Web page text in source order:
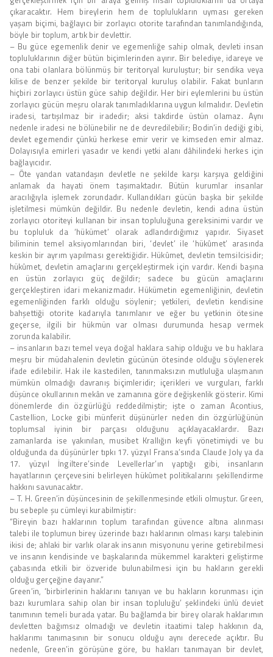
çıkaracaktır. Hem bireylerin hem de toplulukların uyması gereken
yaşam biçimi, bağlayıcı bir zorlayıcı otorite tarafından tanımlandığında,
böyle bir toplum, artık bir devlettir.
– Bu güce egemenlik denir ve egemenliğe sahip olmak, devleti insan
topluluklarının diğer bütün biçimlerinden ayırır. Bir belediye, idareye ve
ona tabi olanlara bölünmüş bir teritoryal kuruluştur; bir sendika veya
kilise de benzer şekilde bir teritoryal kuruluş olabilir. Fakat bunların
hiçbiri zorlayıcı üstün güce sahip değildir. Her biri eylemlerini bu üstün
zorlayıcı gücün meşru olarak tanımladıklarına uygun kılmalıdır. Devletin
iradesi, tartışılmaz bir iradedir; aksi takdirde üstün olamaz. Aynı
nedenle iradesi ne bölünebilir ne de devredilebilir; Bodin’in dediği gibi,
devlet egemendir çünkü herkese emir verir ve kimseden emir almaz.
Dolayısıyla emirleri yasadır ve kendi yetki alanı dâhilindeki herkes için
bağlayıcıdır.
– Öte yandan vatandaşın devletle ne şekilde karşı karşıya geldiğini
anlamak da hayati önem taşımaktadır. Bütün kurumlar insanlar
aracılığıyla işlemek zorundadır. Kullandıkları gücün başka bir şekilde
işletilmesi mümkün değildir. Bu nedenle devletin, kendi adına üstün
zorlayıcı otoriteyi kullanan bir insan topluluğuna gereksinimi vardır ve
bu topluluk da ‘hükümet’ olarak adlandırdığımız yapıdır. Siyaset
biliminin temel aksiyomlarından biri, ‘devlet’ ile ‘hükûmet’ arasında
keskin bir ayrım yapılması gerektiğidir. Hükûmet, devletin temsilcisidir;
hükûmet, devletin amaçlarını gerçekleştirmek için vardır. Kendi başına
en üstün zorlayıcı güç değildir; sadece bu gücün amaçlarını
gerçekleştiren idari mekanizmadır. Hükümetin egemenliğinin, devletin
egemenliğinden farklı olduğu söylenir; yetkileri, devletin kendisine
bahşettiği otorite kadarıyla tanımlanır ve eğer bu yetkinin ötesine
geçerse, ilgili bir hükmün var olması durumunda hesap vermek
zorunda kalabilir.
– insanların bazı temel veya doğal haklara sahip olduğu ve bu haklara
meşru bir müdahalenin devletin gücünün ötesinde olduğu söylenerek
ifade edilebilir. Hak ile kastedilen, tanınmaksızın mutluluğa ulaşmanın
mümkün olmadığı davranış biçimleridir; içerikleri ve vurguları, farklı
düşünce okullarının mekân ve zamanına göre değişkenlik gösterir. Kimi
dönemlerde din özgürlüğü reddedilmiştir; işte o zaman Acontius,
Castellion, Locke gibi münferit düşünürler neden din özgürlüğünün
toplumsal iyinin bir parçası olduğunu açıklayacaklardır. Bazı
zamanlarda ise yakınılan, musibet Krallığın keyfi yönetimiydi ve bu
olduğunda da düşünürler tıpkı 17. yüzyıl Fransa’sında Claude Joly ya da
17. yüzyıl İngiltere’sinde Levellerlar’ın yaptığı gibi, insanların
hayatlarının çerçevesini belirleyen hükûmet politikalarını şekillendirme
hakkını savunacaktır.
– T. H. Green’in düşüncesinin de şekillenmesinde etkili olmuştur. Green,
bu sebeple şu cümleyi kurabilmiştir:
“Bireyin bazı haklarının toplum tarafından güvence altına alınması
talebi ile toplumun birey üzerinde bazı haklarının olması karşı talebinin
ikisi de; ahlaki bir varlık olarak insanın misyonunu yerine getirebilmesi
ve insanın kendisinde ve başkalarında mükemmel karakteri geliştirme
çabasında etkili bir özveride bulunabilmesi için bu hakların gerekli
olduğu gerçeğine dayanır.”
Green’in, ‘birbirlerinin haklarını tanıyan ve bu hakların korunması için
bazı kurumlara sahip olan bir insan topluluğu’ şeklindeki ünlü deviet
tanımının temeli burada yatar. Bu bağlamda bir birey olarak haklarımın
devletten bağımsız olmadığı ve devletin itaatimi talep hakkının da,
haklarımı tanımasının bir sonucu olduğu aynı derecede açıktır. Bu
nedenle, Green’in görüşüne göre, bu hakları tanımayan bir devlet,